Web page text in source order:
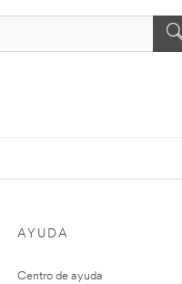
AYUDA
Centro de ayuda